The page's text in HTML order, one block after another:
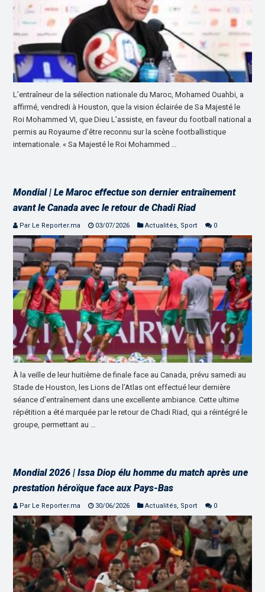
L’entraîneur de la sélection nationale du Maroc, Mohamed Ouahbi, a
affirmé, vendredi à Houston, que la vision éclairée de Sa Majesté le
Roi Mohammed VI, que Dieu L’assiste, en faveur du football national a
permis au Royaume d’être reconnu sur la scène footballistique
internationale. « Sa Majesté le Roi Mohammed …
Mondial | Le Maroc effectue son dernier entraînement
avant le Canada avec le retour de Chadi Riad
Par Le Reporter.ma 03/07/2026 Actualités, Sport 0
À la veille de leur huitième de finale face au Canada, prévu samedi au
Stade de Houston, les Lions de l’Atlas ont effectué leur dernière
séance d’entraînement dans une excellente ambiance. Cette ultime
répétition a été marquée par le retour de Chadi Riad, qui a réintégré le
groupe, permettant au …
Mondial 2026 | Issa Diop élu homme du match après une
prestation héroïque face aux Pays-Bas
Par Le Reporter.ma 30/06/2026 Actualités, Sport 0